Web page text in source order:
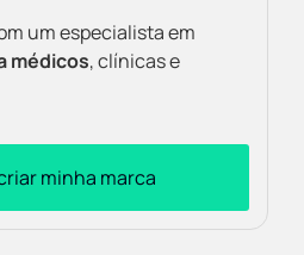
um especialista em
médicos, clínicas e
minha marca